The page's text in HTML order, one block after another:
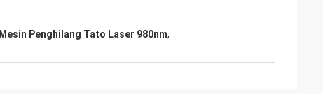
Mesin Penghilang Tato Laser 980nm,